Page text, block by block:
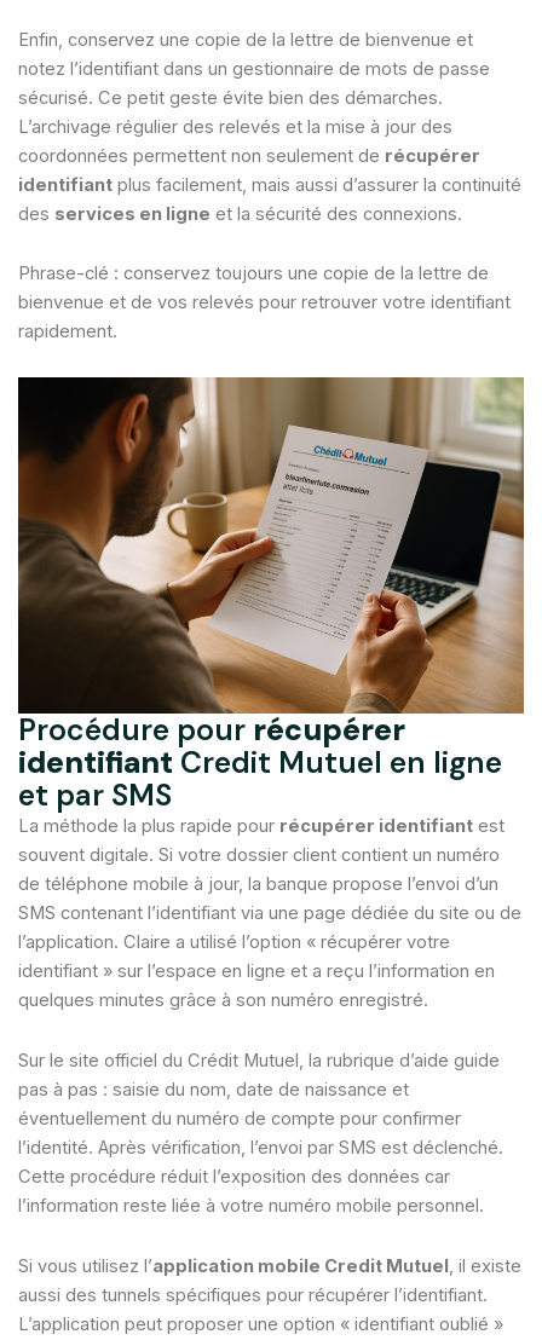
Enfin, conservez une copie de la lettre de bienvenue et
notez l’identifiant dans un gestionnaire de mots de passe
sécurisé. Ce petit geste évite bien des démarches.
L’archivage régulier des relevés et la mise à jour des
coordonnées permettent non seulement de récupérer
identifiant plus facilement, mais aussi d’assurer la continuité
des services en ligne et la sécurité des connexions.
Phrase-clé : conservez toujours une copie de la lettre de
bienvenue et de vos relevés pour retrouver votre identifiant
rapidement.
Procédure pour récupérer
identifiant Credit Mutuel en ligne
et par SMS
La méthode la plus rapide pour récupérer identifiant est
souvent digitale. Si votre dossier client contient un numéro
de téléphone mobile à jour, la banque propose l’envoi d’un
SMS contenant l’identifiant via une page dédiée du site ou de
l’application. Claire a utilisé l’option « récupérer votre
identifiant » sur l’espace en ligne et a reçu l’information en
quelques minutes grâce à son numéro enregistré.
Sur le site officiel du Crédit Mutuel, la rubrique d’aide guide
pas à pas : saisie du nom, date de naissance et
éventuellement du numéro de compte pour confirmer
l’identité. Après vérification, l’envoi par SMS est déclenché.
Cette procédure réduit l’exposition des données car
l’information reste liée à votre numéro mobile personnel.
Si vous utilisez l’application mobile Credit Mutuel , il existe
aussi des tunnels spécifiques pour récupérer l’identifiant.
L’application peut proposer une option « identifiant oublié »